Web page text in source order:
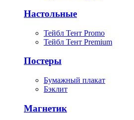
Настольные
Тейбл Тент Promo
Тейбл Тент Premium
Постеры
Бумажный плакат
Бэклит
Магнетик